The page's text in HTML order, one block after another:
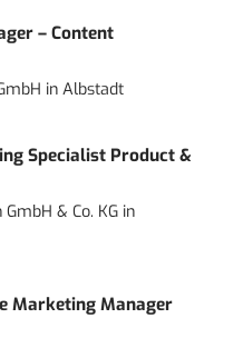
– Content
inAlbstadt
Specialist Product &
& Co. KG in
Marketing Manager